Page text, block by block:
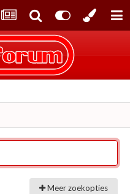
Meer zoekopties